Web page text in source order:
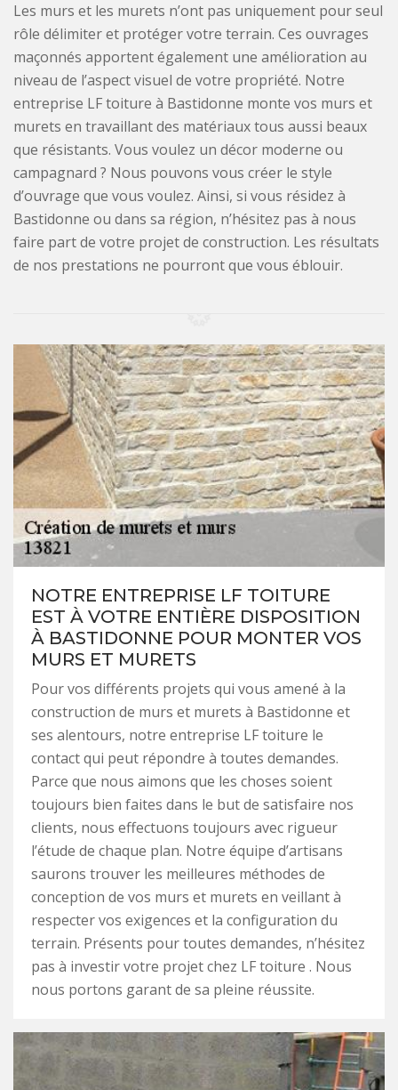
Les murs et les murets n’ont pas uniquement pour seul
rôle délimiter et protéger votre terrain. Ces ouvrages
maçonnés apportent également une amélioration au
niveau de l’aspect visuel de votre propriété. Notre
entreprise LF toiture à Bastidonne monte vos murs et
murets en travaillant des matériaux tous aussi beaux
que résistants. Vous voulez un décor moderne ou
campagnard ? Nous pouvons vous créer le style
d’ouvrage que vous voulez. Ainsi, si vous résidez à
Bastidonne ou dans sa région, n’hésitez pas à nous
faire part de votre projet de construction. Les résultats
de nos prestations ne pourront que vous éblouir.
NOTRE ENTREPRISE LF TOITURE
EST À VOTRE ENTIÈRE DISPOSITION
À BASTIDONNE POUR MONTER VOS
MURS ET MURETS
Pour vos différents projets qui vous amené à la
construction de murs et murets à Bastidonne et
ses alentours, notre entreprise LF toiture le
contact qui peut répondre à toutes demandes.
Parce que nous aimons que les choses soient
toujours bien faites dans le but de satisfaire nos
clients, nous effectuons toujours avec rigueur
l’étude de chaque plan. Notre équipe d’artisans
saurons trouver les meilleures méthodes de
conception de vos murs et murets en veillant à
respecter vos exigences et la configuration du
terrain. Présents pour toutes demandes, n’hésitez
pas à investir votre projet chez LF toiture . Nous
nous portons garant de sa pleine réussite.